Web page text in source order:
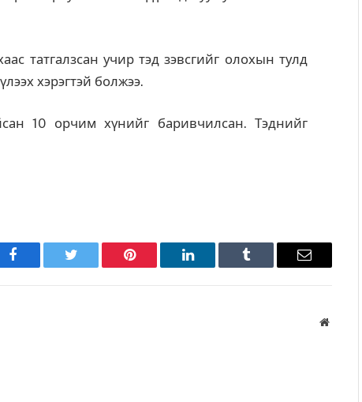
татгалзсан учир тэд зэвсгийг олохын тулд
хэрэгтэй болжээ.
10 орчим хүнийг баривчилсан. Тэднийг
Facebook Twitter Pinterest LinkedIn Tumblr Имэйл
Вэбсайт